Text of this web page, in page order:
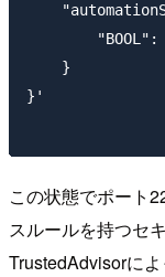
"BOOL":
    }
}'
この状態でポート
スルールを持つセ
TrustedAdvisorに